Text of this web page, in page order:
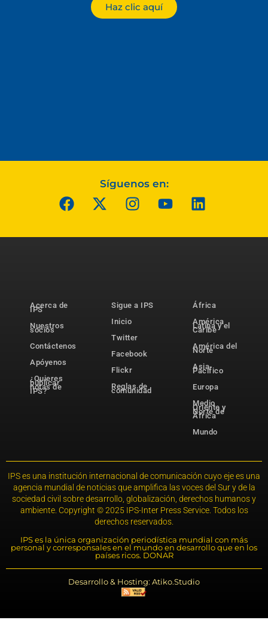
Haz clic aquí
Síguenos en:
Acerca de
IPS
Nuestros
socios
Contáctenos
Apóyenos
¿Quieres
publicar
notas de
IPS?
Sigue a IPS
Inicio
Twitter
Facebook
Flickr
Reglas de
comunidad
África
América
Latina y el
Caribe
América del
Norte
Asia-
Pacífico
Europa
Medio
Oriente y
Norte de
África
Mundo
IPS es una institución internacional de comunicación cuyo eje es una
agencia mundial de noticias que amplifica las voces del Sur y de la
sociedad civil sobre desarrollo, globalización, derechos humanos y
ambiente. Copyright © 2025 IPS-Inter Press Service. Todos los
derechos reservados.
IPS es la única organización periodística mundial con más
personal y corresponsales en el mundo en desarrollo que en los
países ricos. DONAR
Desarrollo & Hosting: Atiko.Studio